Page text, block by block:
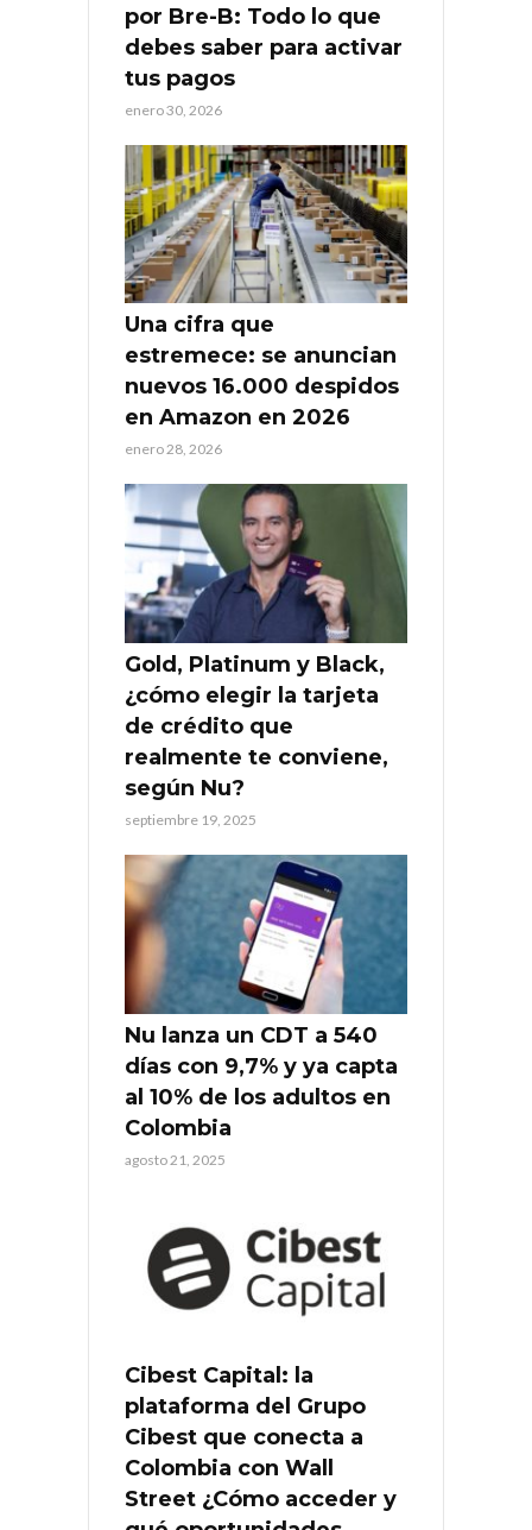
por Bre-B: Todo lo que
debes saber para activar
tus pagos
enero 30, 2026
Una cifra que
estremece: se anuncian
nuevos 16.000 despidos
en Amazon en 2026
enero 28, 2026
Gold, Platinum y Black,
¿cómo elegir la tarjeta
de crédito que
realmente te conviene,
según Nu?
septiembre 19, 2025
Nu lanza un CDT a 540
días con 9,7% y ya capta
al 10% de los adultos en
Colombia
agosto 21, 2025
Cibest Capital: la
plataforma del Grupo
Cibest que conecta a
Colombia con Wall
Street ¿Cómo acceder y